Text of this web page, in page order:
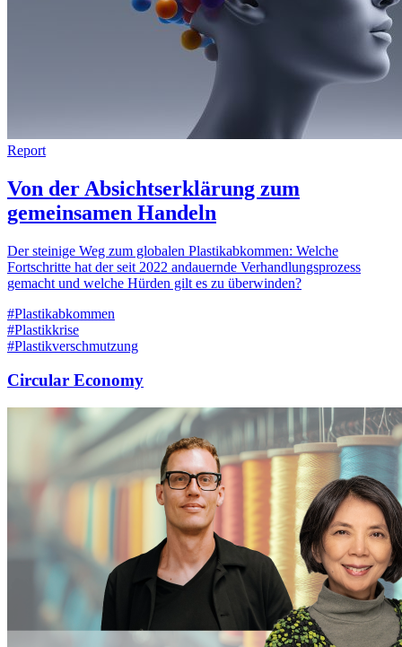
Report
Von der Absichtserklärung zum
gemeinsamen Handeln
Der steinige Weg zum globalen Plastikabkommen: Welche
Fortschritte hat der seit 2022 andauernde Verhandlungsprozess
gemacht und welche Hürden gilt es zu überwinden?
#Plastikabkommen
#Plastikkrise
#Plastikverschmutzung
Circular Economy